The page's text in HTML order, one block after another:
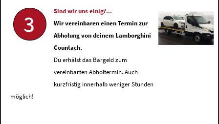
3
Sind wir uns einig?...
Wir vereinbaren einen Termin zur
Abholung von deinem Lamborghini
Countach.
Du erhälst das Bargeld zum
vereinbarten Abholtermin. Auch
kurzfristig innerhalb weniger Stunden
möglich!